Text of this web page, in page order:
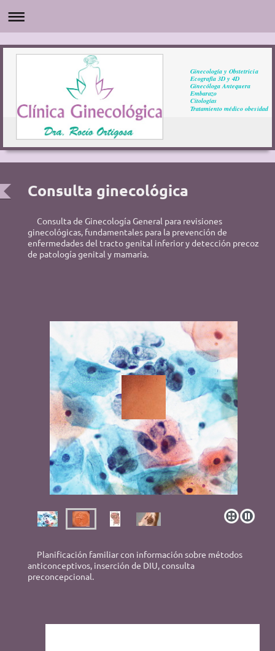
Ginecología y Obstetricia
Ecografía 3D y 4D
Ginecóloga Antequera
Embarazo
Citologías
Tratamiento médico obesidad
Consulta ginecológica
Consulta de Ginecología General para revisiones
ginecológicas, fundamentales para la prevención de
enfermedades del tracto genital inferior y detección precoz
de patología genital y mamaria.
Planificación familiar con información sobre métodos
anticonceptivos, inserción de DIU, consulta
preconcepcional.